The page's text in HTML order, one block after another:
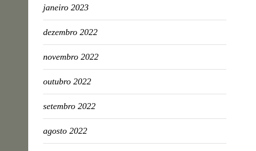
janeiro 2023
dezembro 2022
novembro 2022
outubro 2022
setembro 2022
agosto 2022